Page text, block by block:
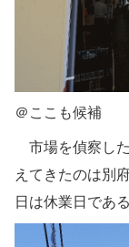
＠ここも候補
市場を偵察し
えてきたのは別
日は休業日であ